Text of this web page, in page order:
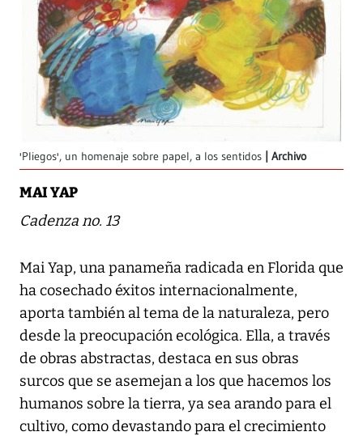
'Pliegos', un homenaje sobre papel, a los sentidos Archivo
MAI YAP
Cadenza no. 13
Mai Yap, una panameña radicada en Florida que
ha cosechado éxitos internacionalmente,
aporta también al tema de la naturaleza, pero
desde la preocupación ecológica. Ella, a través
de obras abstractas, destaca en sus obras
surcos que se asemejan a los que hacemos los
humanos sobre la tierra, ya sea arando para el
cultivo, como devastando para el crecimiento